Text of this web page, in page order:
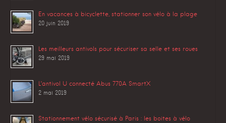
En vacances à bicyclette, stationner son vélo à la plage
20 juin 2019
Les meilleurs antivols pour sécuriser sa selle et ses roues
29 mai 2019
L’antivol U connecté Abus 770A SmartX
2 mai 2019
Stationnement vélo sécurisé à Paris : les boites à vélo